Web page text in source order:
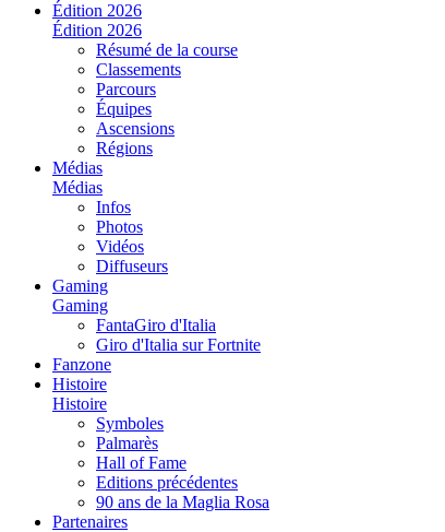
Édition 2026
Édition 2026
Résumé de la course
Classements
Parcours
Équipes
Ascensions
Régions
Médias
Médias
Infos
Photos
Vidéos
Diffuseurs
Gaming
Gaming
FantaGiro d'Italia
Giro d'Italia sur Fortnite
Fanzone
Histoire
Histoire
Symboles
Palmarès
Hall of Fame
Editions précédentes
90 ans de la Maglia Rosa
Partenaires